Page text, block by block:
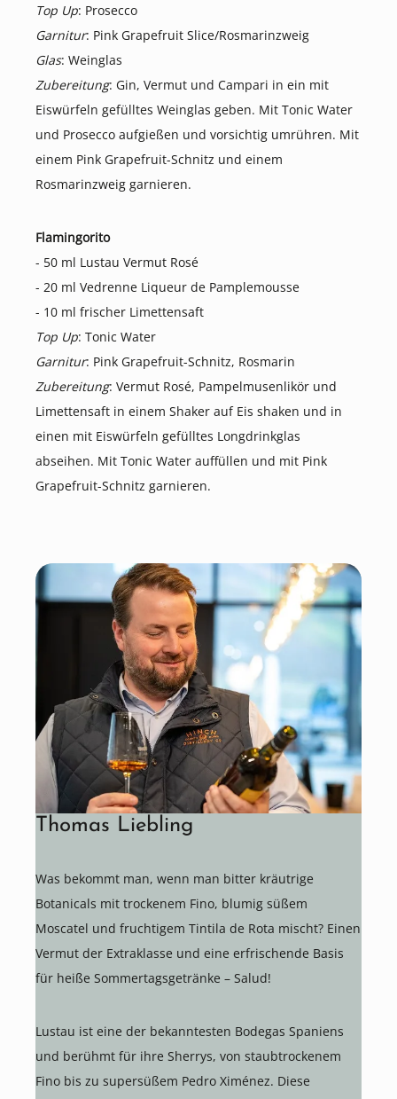
Top Up: Prosecco
Garnitur: Pink Grapefruit Slice/Rosmarinzweig
Glas: Weinglas
Zubereitung: Gin, Vermut und Campari in ein mit
Eiswürfeln gefülltes Weinglas geben. Mit Tonic Water
und Prosecco aufgießen und vorsichtig umrühren. Mit
einem Pink Grapefruit-Schnitz und einem
Rosmarinzweig garnieren.
Flamingorito
- 50 ml Lustau Vermut Rosé
- 20 ml Vedrenne Liqueur de Pamplemousse
- 10 ml frischer Limettensaft
Top Up: Tonic Water
Garnitur: Pink Grapefruit-Schnitz, Rosmarin
Zubereitung: Vermut Rosé, Pampelmusenlikör und
Limettensaft in einem Shaker auf Eis shaken und in
einen mit Eiswürfeln gefülltes Longdrinkglas
abseihen. Mit Tonic Water auffüllen und mit Pink
Grapefruit-Schnitz garnieren.
Thomas Liebling
Was bekommt man, wenn man bitter kräutrige
Botanicals mit trockenem Fino, blumig süßem
Moscatel und fruchtigem Tintila de Rota mischt? Einen
Vermut der Extraklasse und eine erfrischende Basis
für heiße Sommertagsgetränke – Salud!
Lustau ist eine der bekanntesten Bodegas Spaniens
und berühmt für ihre Sherrys, von staubtrockenem
Fino bis zu supersüßem Pedro Ximénez. Diese